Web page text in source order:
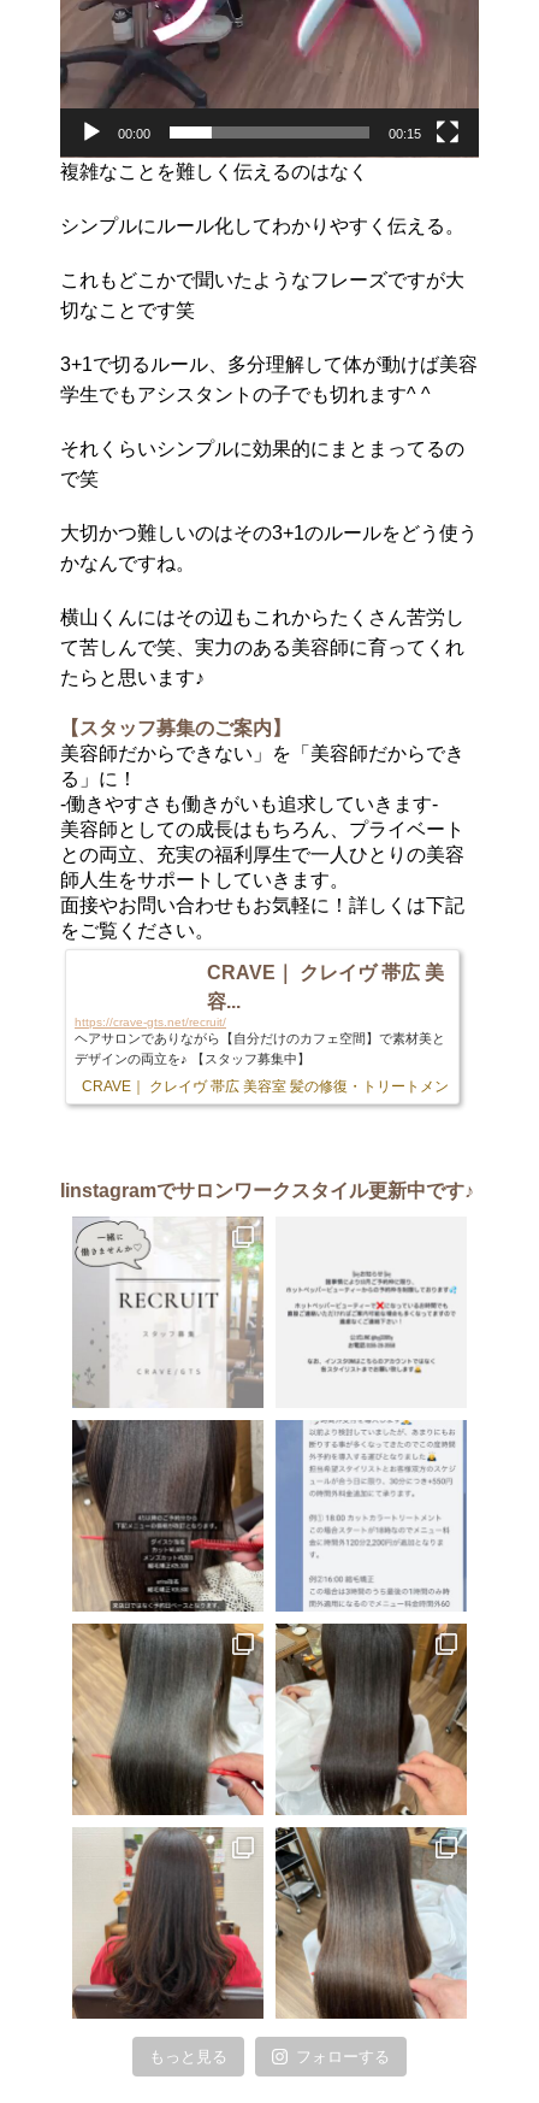
00:00 00:15
複雑なことを難しく伝えるのはなく
シンプルにルール化してわかりやすく伝える。
これもどこかで聞いたようなフレーズですが大
切なことです笑
3+1で切るルール、多分理解して体が動けば美容
学生でもアシスタントの子でも切れます^ ^
それくらいシンプルに効果的にまとまってるの
で笑
大切かつ難しいのはその3+1のルールをどう使う
かなんですね。
横山くんにはその辺もこれからたくさん苦労し
て苦しんで笑、実力のある美容師に育ってくれ
たらと思います♪
【スタッフ募集のご案内】
美容師だからできない」を「美容師だからでき
る」に！
-働きやすさも働きがいも追求していきます-
美容師としての成長はもちろん、プライベート
との両立、充実の福利厚生で一人ひとりの美容
師人生をサポートしていきます。
面接やお問い合わせもお気軽に！詳しくは下記
をご覧ください。
CRAVE｜ クレイヴ 帯広 美
容...
https://crave-gts.net/recruit/
ヘアサロンでありながら【自分だけのカフェ空間】で素材美と
デザインの両立を♪ 【スタッフ募集中】
CRAVE｜ クレイヴ 帯広 美容室 髪の修復・トリートメント専門店
Iinstagramでサロンワークスタイル更新中です♪
もっと見る フォローする